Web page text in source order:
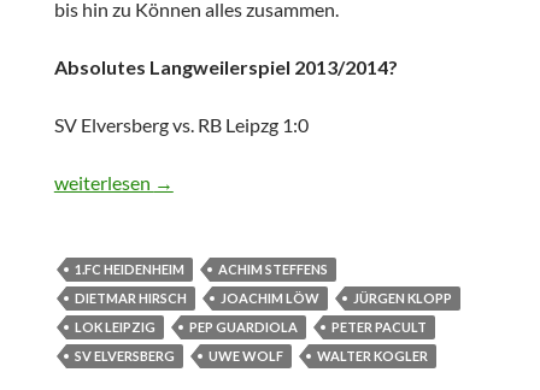
bis hin zu Können alles zusammen.
Absolutes Langweilerspiel 2013/2014?
SV Elversberg vs. RB Leipzg 1:0
Blogstöckchen: Länderspielpause
weiterlesen →
1.FC HEIDENHEIM
ACHIM STEFFENS
DIETMAR HIRSCH
JOACHIM LÖW
JÜRGEN KLOPP
LOK LEIPZIG
PEP GUARDIOLA
PETER PACULT
SV ELVERSBERG
UWE WOLF WALTER KOGLER